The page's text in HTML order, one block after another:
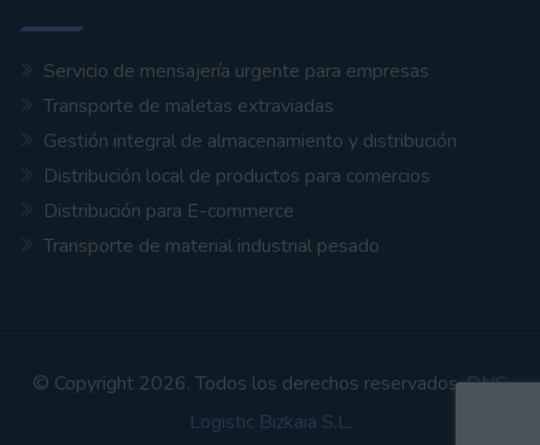
Servicio de mensajería urgente para empresas
Transporte de maletas extraviadas
Gestión integral de almacenamiento y distribución
Distribución local de productos para comercios
Distribución para E-commerce
Transporte de material industrial pesado
© Copyright 2026. Todos los derechos reservados.DNS
Logistic Bizkaia S.L.